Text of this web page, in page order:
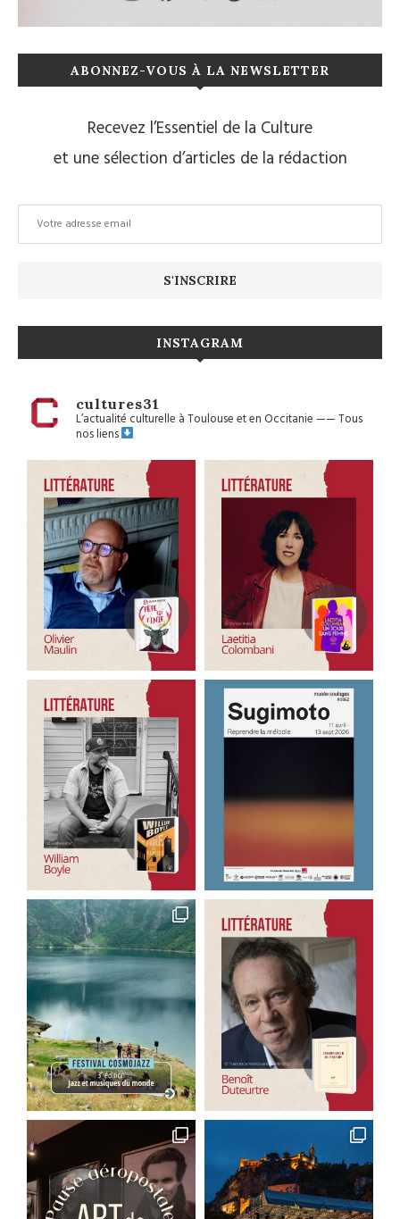
ABONNEZ-VOUS À LA NEWSLETTER
Recevez l’Essentiel de la Culture
et une sélection d’articles de la rédaction
INSTAGRAM
cultures31
L’actualité culturelle à Toulouse et en Occitanie——Tous
nos liens